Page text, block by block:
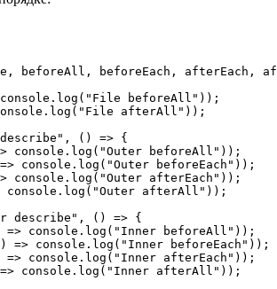
beforeAll, beforeEach,
console. log ( "File beforeAll" ));
log ( "File afterAll" ));
, () => {
console. log ( "Outer beforeAll" ));
=> console. log ( "Outer beforeEach" ));
console. log ( "Outer afterEach" ));
console. log ( "Outer afterAll" ));
describe" , () => {
=> console. log ( "Inner beforeAll" ));
=> console. log ( "Inner beforeEach" ));
=> console. log ( "Inner afterEach" ));
=> console. log ( "Inner afterAll" ));